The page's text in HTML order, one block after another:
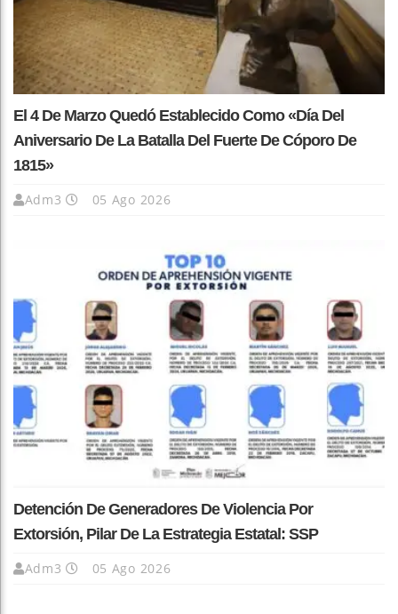
El 4 De Marzo Quedó Establecido Como «Día Del
Aniversario De La Batalla Del Fuerte De Cóporo De
1815»
Adm3 05 Ago 2026
Detención De Generadores De Violencia Por
Extorsión, Pilar De La Estrategia Estatal: SSP
Adm3 05 Ago 2026